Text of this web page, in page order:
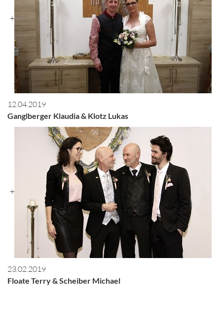
+
12.04.2019
Ganglberger Klaudia & Klotz Lukas
+
23.02.2019
Floate Terry & Scheiber Michael